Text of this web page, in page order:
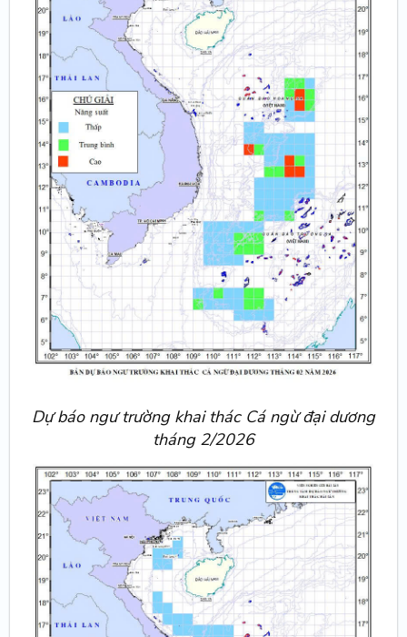
Dự báo ngư trường khai thác Cá ngừ đại dương
tháng 2/2026